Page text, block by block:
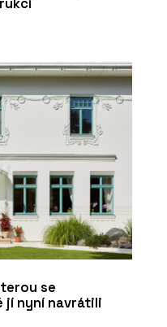
se
jí nyní navrátili